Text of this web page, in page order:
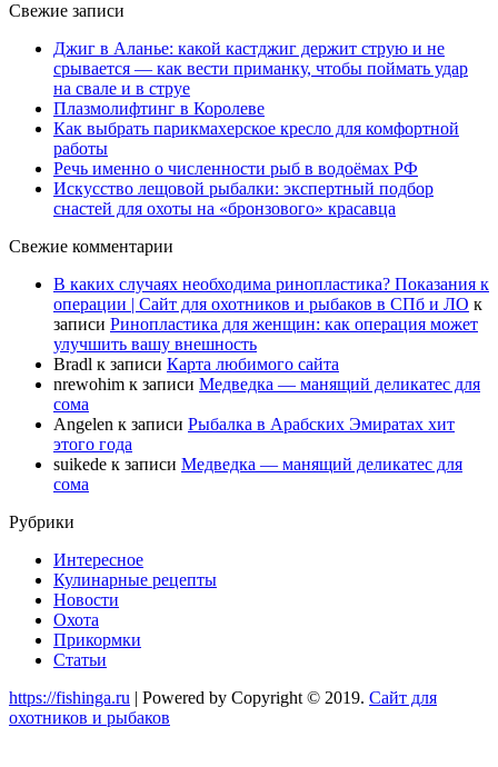
Свежие записи
Джиг в Аланье: какой кастджиг держит струю и не
срывается — как вести приманку, чтобы поймать удар
на свале и в струе
Плазмолифтинг в Королеве
Как выбрать парикмахерское кресло для комфортной
работы
Речь именно о численности рыб в водоёмах РФ
Искусство лещовой рыбалки: экспертный подбор
снастей для охоты на «бронзового» красавца
Свежие комментарии
В каких случаях необходима ринопластика? Показания к
операции | Сайт для охотников и рыбаков в СПб и ЛО к
записи Ринопластика для женщин: как операция может
улучшить вашу внешность
Bradl к записи Карта любимого сайта
nrewohim к записи Медведка — манящий деликатес для
сома
Angelen к записи Рыбалка в Арабских Эмиратах хит
этого года
suikede к записи Медведка — манящий деликатес для
сома
Рубрики
Интересное
Кулинарные рецепты
Новости
Охота
Прикормки
Статьи
https://fishinga.ru | Powered by Copyright © 2019. Сайт для
охотников и рыбаков